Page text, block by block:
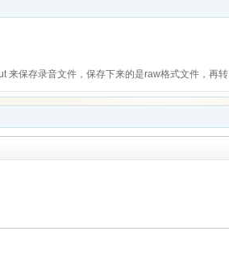
来保存录音文件，保存下来的是raw格式文件，再转